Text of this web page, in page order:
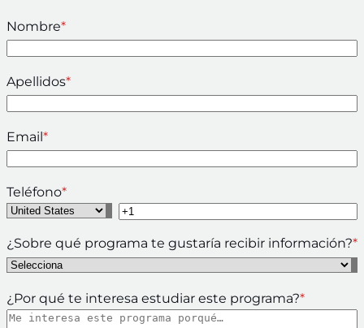
Nombre*
Apellidos*
Email*
Teléfono*
¿Sobre qué programa te gustaría recibir información?*
¿Por qué te interesa estudiar este programa?*